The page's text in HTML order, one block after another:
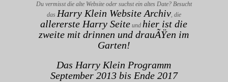
Du vermisst die alte Website oder suchst ein altes Date? Besucht
das Harry Klein Website Archiv, die
allererste Harry Seite undhier ist die
zweite mit drinnen und drauÃŸen im
Garten!
Das Harry Klein Programm
September 2013 bis Ende 2017